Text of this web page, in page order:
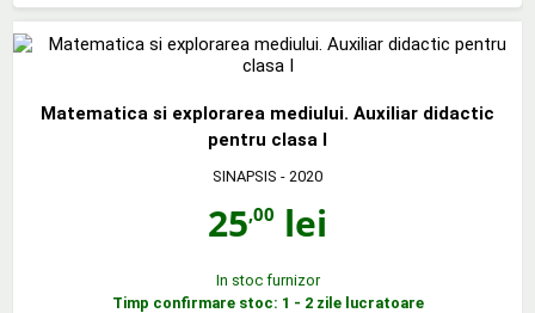
Matematica si explorarea mediului. Auxiliar didactic
pentru clasa I
SINAPSIS - 2020
25,00 lei
In stoc furnizor
Timp confirmare stoc: 1 - 2 zile lucratoare